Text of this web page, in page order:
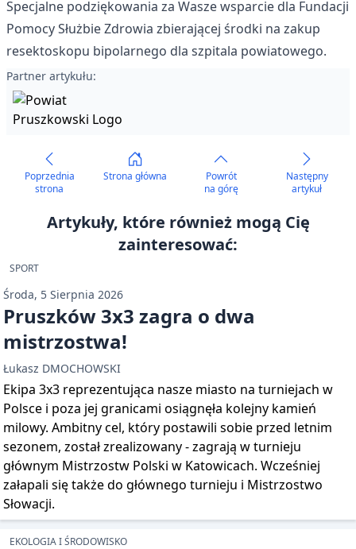
Specjalne podziękowania za Wasze wsparcie dla Fundacji
Pomocy Służbie Zdrowia zbierającej środki na zakup
resektoskopu bipolarnego dla szpitala powiatowego.
Partner artykułu:
Poprzednia
strona
Strona główna
Powrót
na górę
Następny
artykuł
Artykuły, które również mogą Cię
zainteresować:
SPORT
Środa, 5 Sierpnia 2026
Pruszków 3x3 zagra o dwa
mistrzostwa!
Łukasz DMOCHOWSKI
Ekipa 3x3 reprezentująca nasze miasto na turniejach w
Polsce i poza jej granicami osiągnęła kolejny kamień
milowy. Ambitny cel, który postawili sobie przed letnim
sezonem, został zrealizowany - zagrają w turnieju
głównym Mistrzostw Polski w Katowicach. Wcześniej
załapali się także do głównego turnieju i Mistrzostwo
Słowacji.
EKOLOGIA I ŚRODOWISKO